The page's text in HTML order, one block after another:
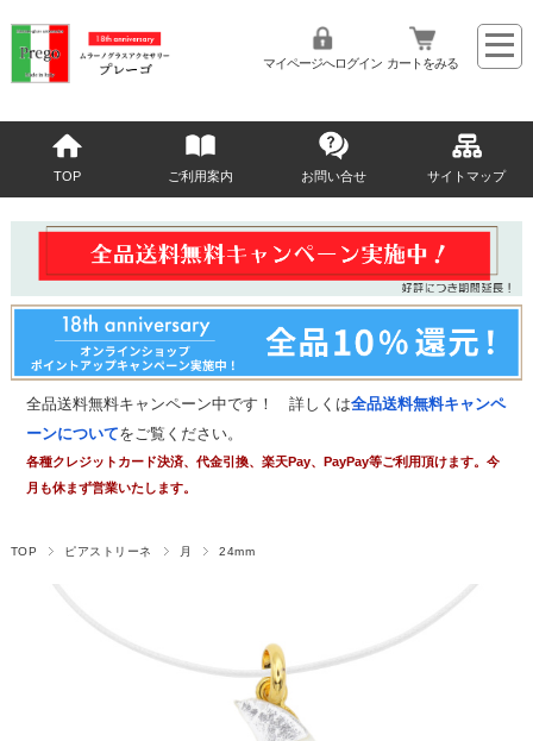
マイページへログイン カートをみる
TOP ご利用案内 お問い合せ サイトマップ
全品送料無料キャンペーン中です！ 詳しくは全品送料無料キャンペ
ーンについてをご覧ください。
各種クレジットカード決済、代金引換、楽天Pay、PayPay等ご利用頂けます。今
月も休まず営業いたします。
TOP ピアストリーネ 月 24mm